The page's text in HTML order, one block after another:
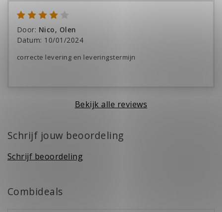
Door: Nico, Olen
Datum: 10/01/2024
correcte levering en leveringstermijn
Bekijk alle reviews
Schrijf jouw beoordeling
Schrijf beoordeling
Combideals